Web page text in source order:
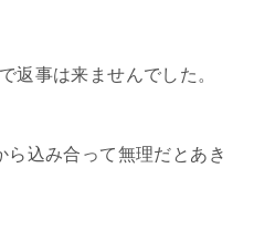
返事は来ませんでした。
込み合って無理だとあき